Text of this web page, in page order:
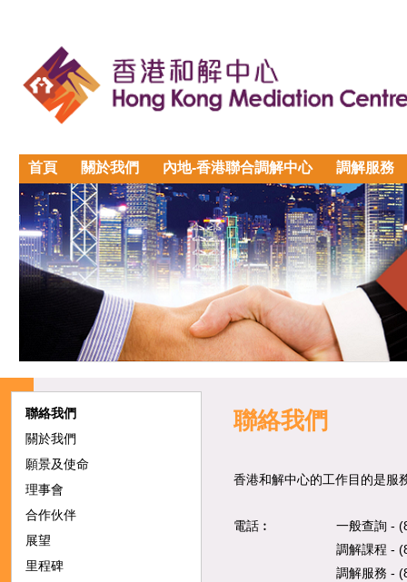
首頁 關於我們 內地-香港聯合調解中心 調解服務
聯絡我們
關於我們
願景及使命
理事會
合作伙伴
展望
里程碑
聯絡我們
香港和解中心的工作目的是服
電話︰ 一般查詢 -
調解課程 -
調解服務 -